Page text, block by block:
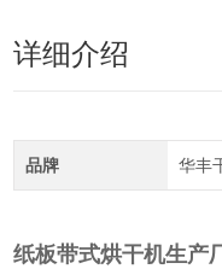
详细介绍
品牌 华丰
纸板带式烘干机生产